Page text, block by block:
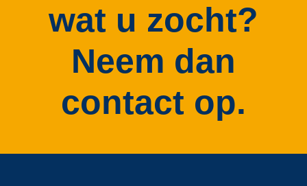
wat u zocht?
Neem dan
contact op.